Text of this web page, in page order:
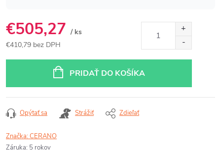
€505,27 / ks
€410,79 bez DPH
PRIDAŤ DO KOŠÍKA
Opýtať sa Strážiť Zdieľať
Značka:CERANO
Záruka: 5 rokov